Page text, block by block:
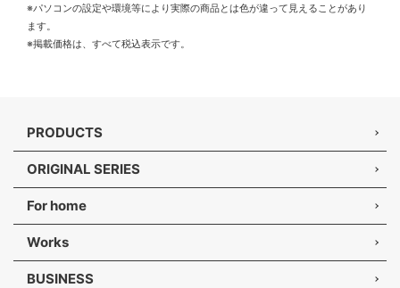
※パソコンの設定や環境等により実際の商品とは色が違って見えることがあり
ます。
※掲載価格は、すべて税込表示です。
PRODUCTS
ORIGINAL SERIES
For home
Works
BUSINESS